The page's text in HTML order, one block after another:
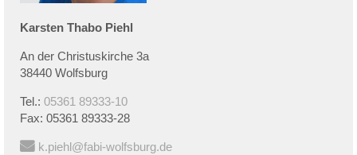
Karsten Thabo Piehl
An der Christuskirche 3a
38440 Wolfsburg
Tel.: 05361 89333-10
Fax: 05361 89333-28
k.piehl@fabi-wolfsburg.de